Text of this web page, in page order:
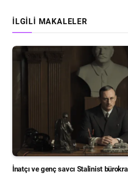
İLGILI MAKALELER
İnatçı ve genç savcı Stalinist